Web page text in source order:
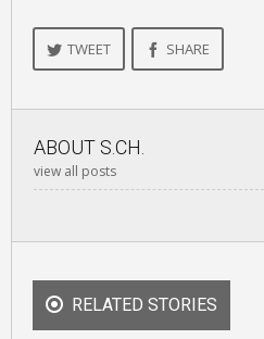
TWEET SHARE
ABOUT S.CH.
view all posts
RELATED STORIES